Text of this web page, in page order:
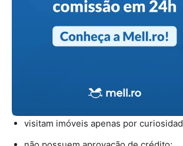
visitam imóveis apenas por